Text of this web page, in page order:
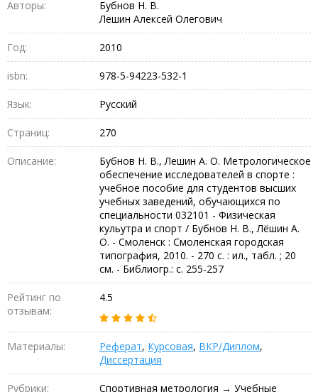
Авторы:
Бубнов Н. В.
Лешин Алексей Олегович
Год: 2010
isbn: 978-5-94223-532-1
Язык: Русский
Страниц: 270
Описание:
Бубнов Н. В., Лешин А. О. Метрологическое
обеспечение исследователей в спорте :
учебное пособие для студентов высших
учебных заведений, обучающихся по
специальности 032101 - Физическая
кульутра и спорт / Бубнов Н. В., Лёшин А.
О. - Смоленск : Смоленская городская
типография, 2010. - 270 с. : ил., табл. ; 20
см. - Библиогр.: с. 255-257
Рейтинг по
отзывам:
4.5
Материалы: Реферат, Курсовая, ВКР/Диплом,
Диссертация
Рубрики:
Спортивная метрология → Учебные